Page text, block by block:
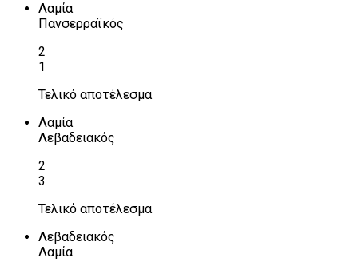
Λαμία
Πανσερραϊκός
2
1
Τελικό αποτέλεσμα
Λαμία
Λεβαδειακός
2
3
Τελικό αποτέλεσμα
Λεβαδειακός
Λαμία